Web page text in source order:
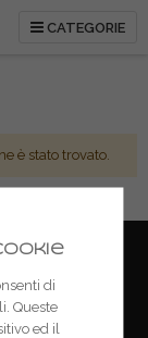
CATEGORIE
è stato trovato.
Stivere (MN)
di
Queste
ed il